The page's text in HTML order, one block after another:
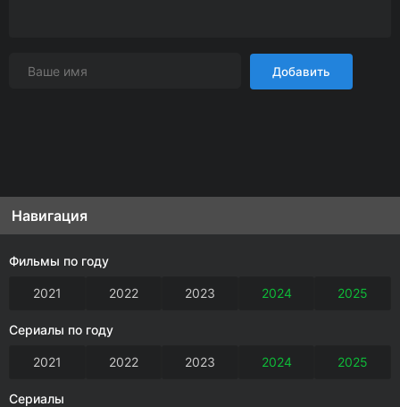
Добавить
Навигация
Фильмы по году
2021 2022 2023 2024 2025
Сериалы по году
2021 2022 2023 2024 2025
Сериалы